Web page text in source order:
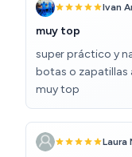
Ivan
muy top
super práctico y
botas o zapatillas
muy top
Laura